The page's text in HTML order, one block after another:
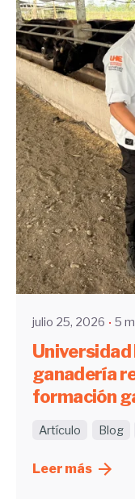
Enviado
UHE
julio 25, 2026 5
ganadería
formación
Artículo Blog
Leer más